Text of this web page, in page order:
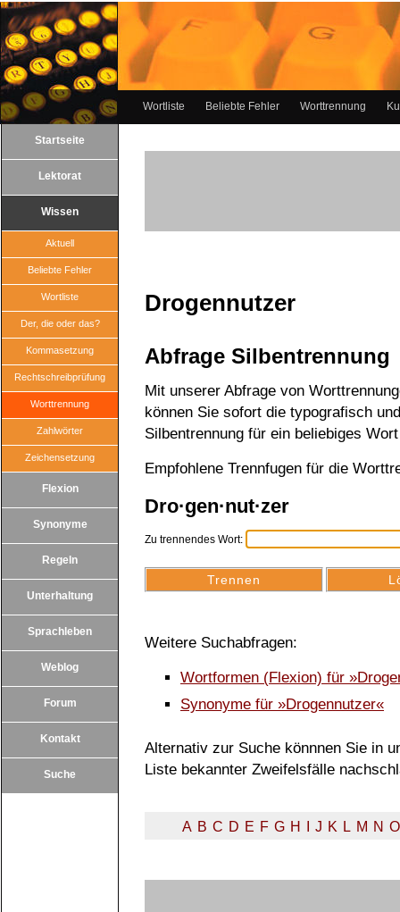
Wortliste Beliebte Fehler Worttrennung
Startseite
Lektorat
Wissen
Aktuell
Beliebte Fehler
Wortliste
Der, die oder das?
Kommasetzung
Rechtschreibprüfung
Worttrennung
Zahlwörter
Zeichensetzung
Flexion
Synonyme
Regeln
Unterhaltung
Sprachleben
Weblog
Forum
Kontakt
Suche
Drogennutzer
Abfrage Silbentrennung
Mit unserer Abfrage von
können Sie sofort die typografisch
Silbentrennung für ein beliebiges
Empfohlene Trennfugen für die
Dro·gen·nut·zer
Zu trennendes Wort:
Weitere Suchabfragen:
Wortformen (Flexion) für
Synonyme für »Drogennutzer«
Alternativ zur Suche könnnen Sie in
Liste bekannter Zweifelsfälle
A B C D E F G H J K L M N O